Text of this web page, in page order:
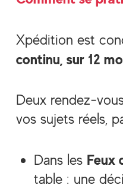
Xpédition est
continu, sur 12
Deux
vos sujets réels,
Dans les Feux
table : une